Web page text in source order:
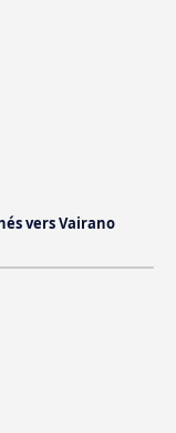
vers Vairano